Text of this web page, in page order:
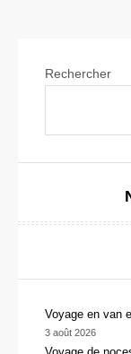
Rechercher
Voyage en van
3 août 2026